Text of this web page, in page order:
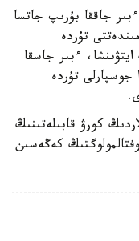
جاققا بۇرىپ جاتسا
تۇردە
ءبىر جاسقا
3, 6, 9 جانە 12 ايىندا جوسپارلى تۇردە
كورۋ قابىلەتىنىڭ
وفتالمولوگتىڭ كەڭەسىن